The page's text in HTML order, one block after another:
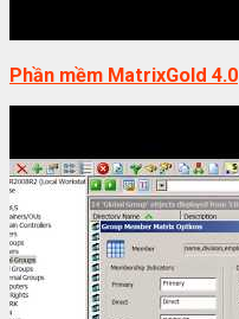
Phần mềm MatrixGold 4.0